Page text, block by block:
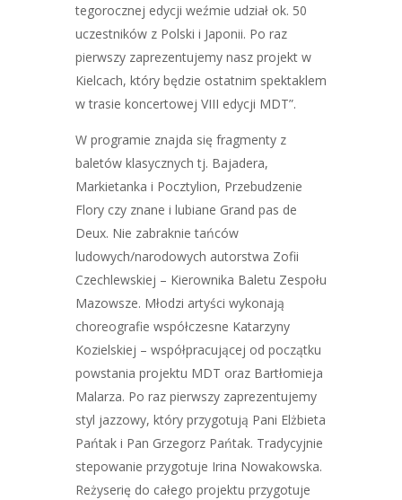
tegorocznej edycji weźmie udział ok. 50
uczestników z Polski i Japonii. Po raz
pierwszy zaprezentujemy nasz projekt w
Kielcach, który będzie ostatnim spektaklem
w trasie koncertowej VIII edycji MDT”.
W programie znajda się fragmenty z
baletów klasycznych tj. Bajadera,
Markietanka i Pocztylion, Przebudzenie
Flory czy znane i lubiane Grand pas de
Deux. Nie zabraknie tańców
ludowych/narodowych autorstwa Zofii
Czechlewskiej – Kierownika Baletu Zespołu
Mazowsze. Młodzi artyści wykonają
choreografie współczesne Katarzyny
Kozielskiej – współpracującej od początku
powstania projektu MDT oraz Bartłomieja
Malarza. Po raz pierwszy zaprezentujemy
styl jazzowy, który przygotują Pani Elżbieta
Pańtak i Pan Grzegorz Pańtak. Tradycyjnie
stepowanie przygotuje Irina Nowakowska.
Reżyserię do całego projektu przygotuje